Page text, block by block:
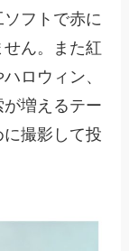
フトで赤に
ん。また紅
ロウィン、
増えるテー
撮影して投